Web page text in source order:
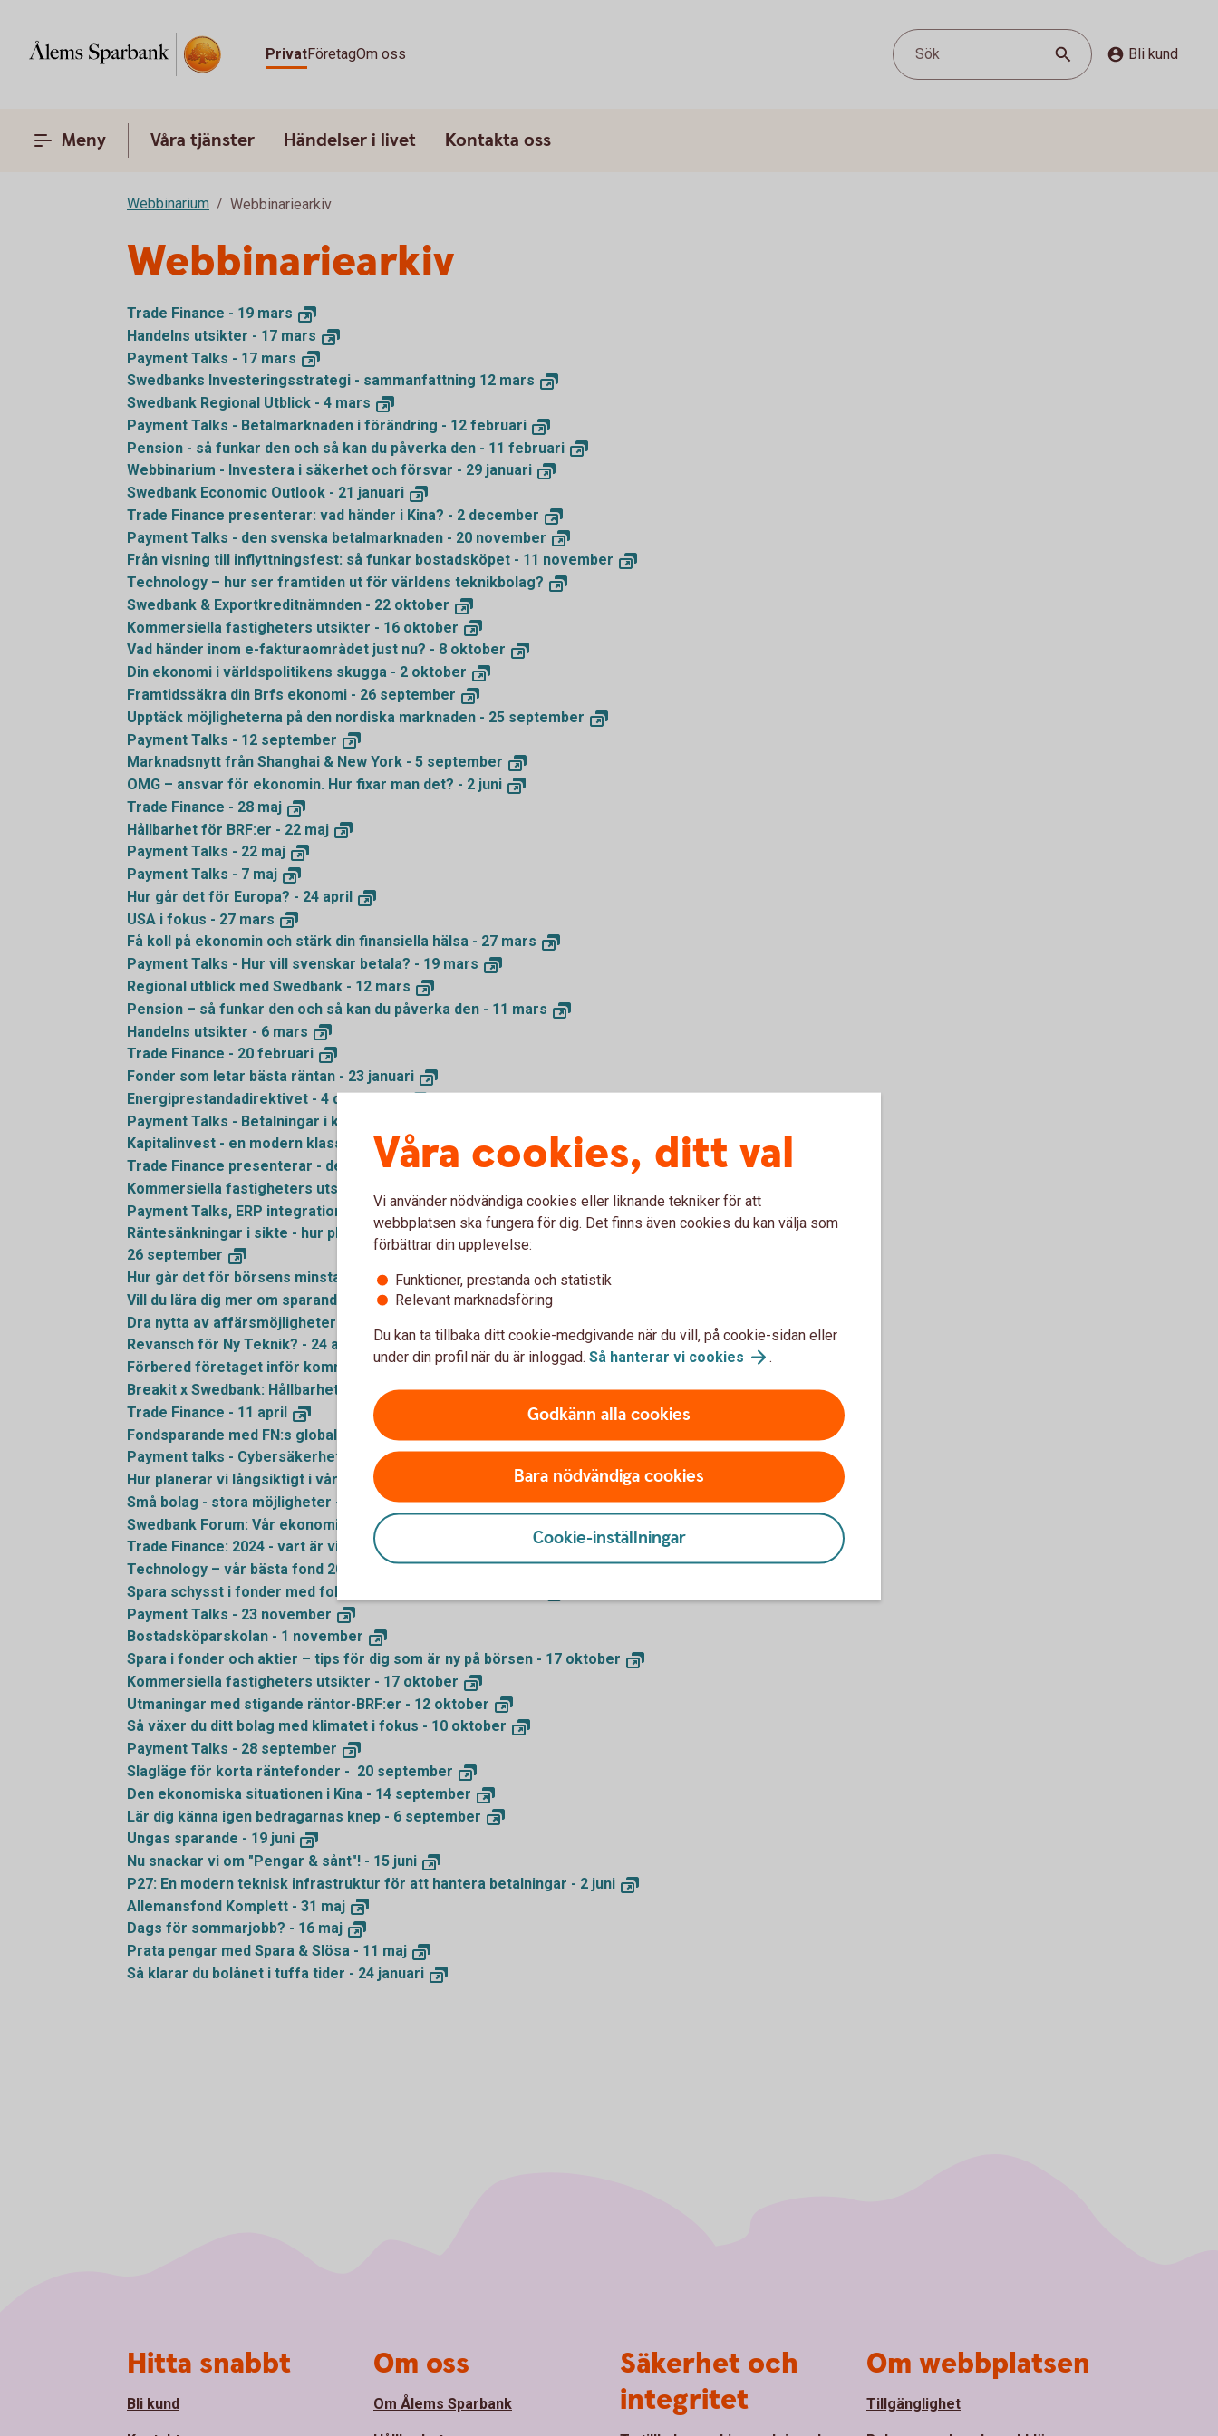
PrivatFöretagOm oss Sök Bli kund
Meny Våra tjänster Händelser i livet Kontakta oss
Webbinarium Webbinariearkiv
Webbinariearkiv
Trade Finance - 19 mars
Handelns utsikter - 17 mars
Payment Talks - 17 mars
Swedbanks Investeringsstrategi - sammanfattning 12 mars
Swedbank Regional Utblick - 4 mars
Payment Talks - Betalmarknaden i förändring - 12 februari
Pension - så funkar den och så kan du påverka den - 11 februari
Webbinarium - Investera i säkerhet och försvar - 29 januari
Swedbank Economic Outlook - 21 januari
Trade Finance presenterar: vad händer i Kina? - 2 december
Payment Talks - den svenska betalmarknaden - 20 november
Från visning till inflyttningsfest: så funkar bostadsköpet - 11 november
Technology – hur ser framtiden ut för världens teknikbolag?
Swedbank & Exportkreditnämnden - 22 oktober
Kommersiella fastigheters utsikter - 16 oktober
Vad händer inom e-fakturaområdet just nu? - 8 oktober
Din ekonomi i världspolitikens skugga - 2 oktober
Framtidssäkra din Brfs ekonomi - 26 september
Upptäck möjligheterna på den nordiska marknaden - 25 september
Payment Talks - 12 september
Marknadsnytt från Shanghai & New York - 5 september
OMG – ansvar för ekonomin. Hur fixar man det? - 2 juni
Trade Finance - 28 maj
Hållbarhet för BRF:er - 22 maj
Payment Talks - 22 maj
Payment Talks - 7 maj
Hur går det för Europa? - 24 april
USA i fokus - 27 mars
Få koll på ekonomin och stärk din finansiella hälsa - 27 mars
Payment Talks - Hur vill svenskar betala? - 19 mars
Regional utblick med Swedbank - 12 mars
Pension – så funkar den och så kan du påverka den - 11 mars
Handelns utsikter - 6 mars
Trade Finance - 20 februari
Fonder som letar bästa räntan - 23 januari
Energiprestandadirektivet - 4 december
Payment Talks - Betalningar i kris och krig - 28
Kapitalinvest - en modern klassiker - 29oktober
Trade Finance presenterar - det ekonomiska läget i Kina - 17 oktober
Kommersiella fastigheters utsikter - 10
Payment Talks, ERP integrationerna ökar - 3oktober
Räntesänkningar i sikte - hur planerar vi långsiktigt i vår bostadsrättsförening?
26 september
Hur går det för börsens minsta bolag? 29maj
Vill du lära dig mer om sparande? - 27maj
Dra nytta av affärsmöjligheterna från den nya hållbarhetsregleringen - 15
Revansch för Ny Teknik? - 24 april
Förbered företaget inför kommande lagkrav kopplat till hållbarhet! - 17april
Breakit x Swedbank: Hållbarhet som affärsstrategi - 16april
Trade Finance - 11 april
Fondsparande med FN:s globala mål i fokus - 21
Payment talks - Cybersäkerhet - 19
mars
Hur planerar vi långsiktigt i vår bostadsrättsförening? - 7mars
Små bolag - stora möjligheter - 21
februari
Swedbank Forum: Vår ekonomi och omvärld - 20
Trade Finance: 2024 - vart är vi på väg? - 8
Technology – vår bästa fond 2023 - 18januari
Spara schysst i fonder med fokus på klimatet - 29
Payment Talks - 23 november
Bostadsköparskolan - 1 november
Spara i fonder och aktier – tips för dig som är ny på börsen - 17 oktober
Kommersiella fastigheters utsikter - 17 oktober
Utmaningar med stigande räntor-BRF:er - 12 oktober
Så växer du ditt bolag med klimatet i fokus - 10 oktober
Payment Talks - 28 september
Slagläge för korta räntefonder - 20 september
Den ekonomiska situationen i Kina - 14 september
Lär dig känna igen bedragarnas knep - 6 september
Ungas sparande - 19 juni
Nu snackar vi om "Pengar & sånt"! - 15 juni
P27: En modern teknisk infrastruktur för att hantera betalningar - 2 juni
Allemansfond Komplett - 31 maj
Dags för sommarjobb? - 16 maj
Prata pengar med Spara & Slösa - 11 maj
Så klarar du bolånet i tuffa tider - 24 januari
Våra cookies, ditt val
Vi använder nödvändiga cookies eller liknande tekniker för att
webbplatsen ska fungera för dig. Det finns även cookies du kan välja som
förbättrar din upplevelse:
Funktioner, prestanda och statistik
Relevant marknadsföring
Du kan ta tillbaka ditt cookie-medgivande när du vill, på cookie-sidan eller
under din profil när du är inloggad. Så hanterar vi cookies .
Godkänn alla cookies
Bara nödvändiga cookies
Cookie-inställningar
Hitta snabbt
Bli kund
Om oss
Om Ålems Sparbank
Säkerhet och
integritet
Om webbplatsen
Tillgänglighet